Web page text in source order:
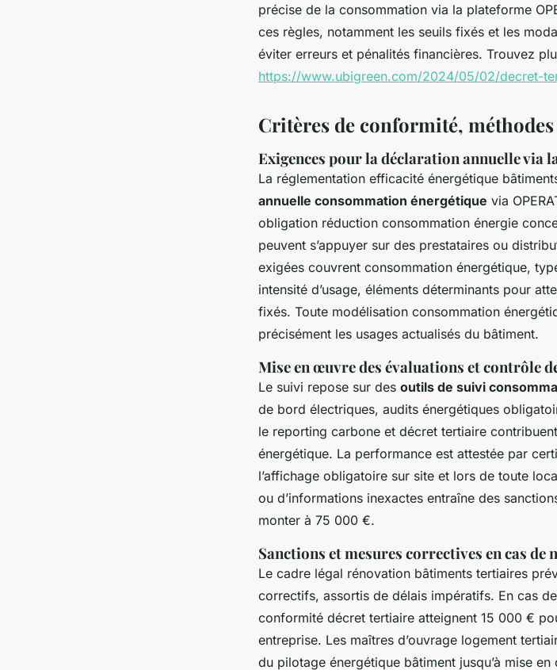
précise de la consommation via la plateforme
ces règles, notamment les seuils fixés et les
éviter erreurs et pénalités financières. Trouvez
https://www.ubigreen.com/2024/05/02/decret-
Critères de conformité,
Exigences pour la déclaration annuelle via
La réglementation efficacité énergétique
annuelle consommation énergétique via
obligation réduction consommation énergie
peuvent s’appuyer sur des prestataires ou
exigées couvrent consommation énergétique,
intensité d’usage, éléments déterminants pour
fixés. Toute modélisation consommation
précisément les usages actualisés du bâtiment.
Mise en œuvre des évaluations et contrôle
Le suivi repose sur des outils de suivi
de bord électriques, audits énergétiques
le reporting carbone et décret tertiaire
énergétique. La performance est attestée par
l’affichage obligatoire sur site et lors de toute
ou d’informations inexactes entraîne des
monter à 75 000 €.
Sanctions et mesures correctives en cas
Le cadre légal rénovation bâtiments tertiaires
correctifs, assortis de délais impératifs. En cas
conformité décret tertiaire atteignent 15 000 €
entreprise. Les maîtres d’ouvrage logement
du pilotage énergétique bâtiment jusqu’à mise